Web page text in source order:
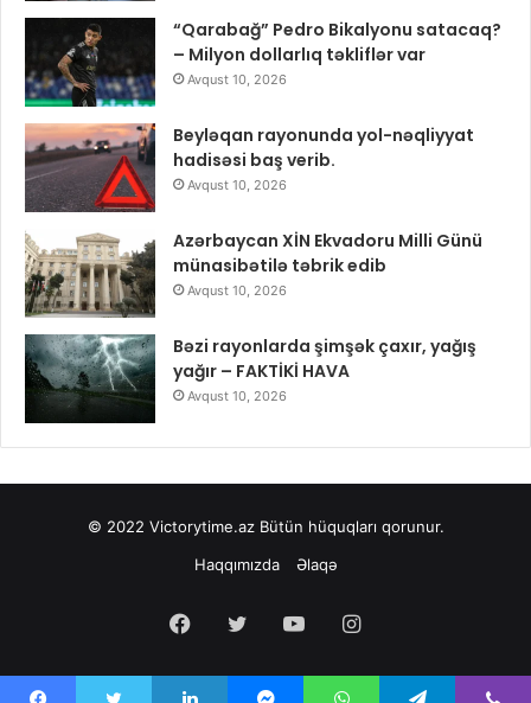
“Qarabağ” Pedro Bikalyonu satacaq?
– Milyon dollarlıq təkliflər var
Avqust 10, 2026
Beyləqan rayonunda yol-nəqliyyat
hadisəsi baş verib.
Avqust 10, 2026
Azərbaycan XİN Ekvadoru Milli Günü
münasibətilə təbrik edib
Avqust 10, 2026
Bəzi rayonlarda şimşək çaxır, yağış
yağır – FAKTİKİ HAVA
Avqust 10, 2026
© 2022 Victorytime.azBütün hüquqları qorunur.
Haqqımızda
Əlaqə
Facebook
Twitter YouTubeInstagram